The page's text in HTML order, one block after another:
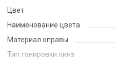
Цвет
Наименование цвета
Материал оправы
Тип тонировки линз